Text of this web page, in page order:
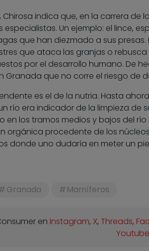
Chirosa indica que, en la carrera de
especialistas. Un ejemplo: el lince,
que han diezmado a sus
que ataca las granjas o
por el desarrollo humano. De
Granada que no corre el riesgo de
es el de la nutria. Hasta
río era indicador de la limpieza de
en los tramos medios y bajos del río
orgánica procedente de los
donde uno dudaría en meter un
Granada Mamíferos
en Instagram, X,Threads,
Youtube